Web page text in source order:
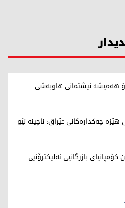
بۆ هەمیشە نیشتمانی هاوبەشی
چەکدارەکانی عێراق: ناچینە نێو
کۆمپانیای بازرگانیی ئەلیکترۆنیی